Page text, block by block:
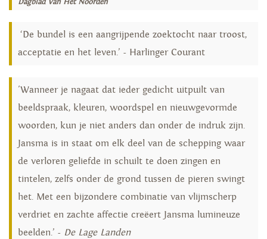
Dagblad Van Het Noorden
‘De bundel is een aangrijpende zoektocht naar troost,
acceptatie en het leven.’ - Harlinger Courant
'Wanneer je nagaat dat ieder gedicht uitpuilt van
beeldspraak, kleuren, woordspel en nieuwgevormde
woorden, kun je niet anders dan onder de indruk zijn.
Jansma is in staat om elk deel van de schepping waar
de verloren geliefde in schuilt te doen zingen en
tintelen, zelfs onder de grond tussen de pieren swingt
het. Met een bijzondere combinatie van vlijmscherp
verdriet en zachte affectie creëert Jansma lumineuze
beelden.’ - De Lage Landen